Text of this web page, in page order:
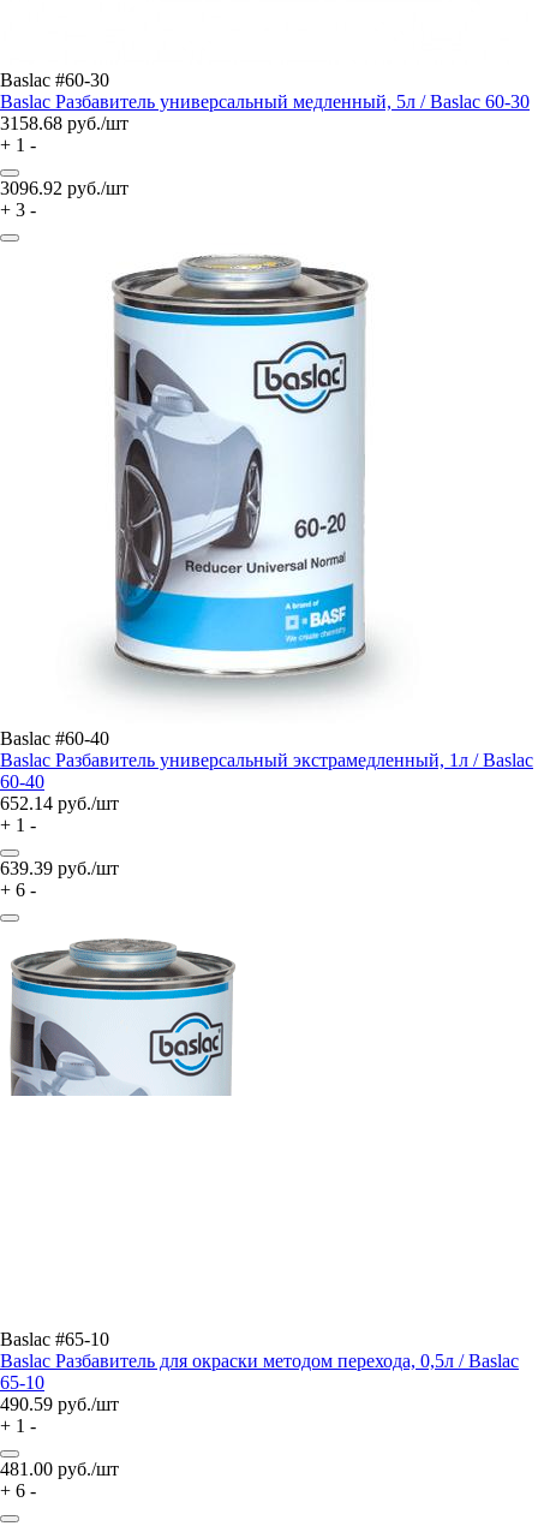
Baslac #60-30
Baslac Разбавитель универсальный медленный, 5л / Baslac 60-30
3158.68 руб./шт
+ 1 -
3096.92 руб./шт
+ 3 -
Baslac #60-40
Baslac Разбавитель универсальный экстрамедленный, 1л / Baslac
60-40
652.14 руб./шт
+ 1 -
639.39 руб./шт
+ 6 -
Baslac #65-10
Baslac Разбавитель для окраски методом перехода, 0,5л / Baslac
65-10
490.59 руб./шт
+ 1 -
481.00 руб./шт
+ 6 -